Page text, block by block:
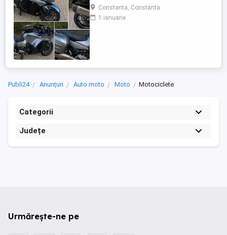
care încă întoarce priviri și iubește
kilometrii. A fost răsfățată, întreținută la
timp și tratată cu respect. O dau doar
Constanta, Constanta
1 ianuarie
Publi24 Anunțuri Auto moto Moto Motociclete
Categorii
Județe
Urmărește-ne pe